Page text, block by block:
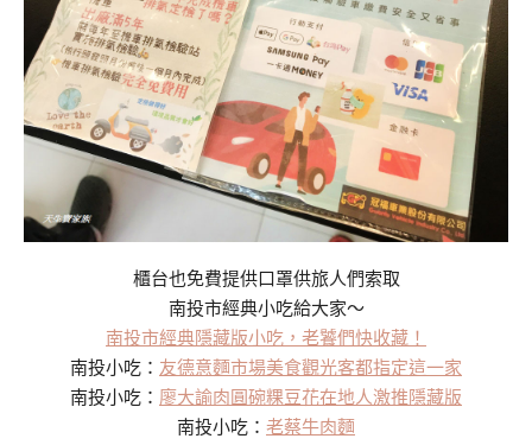
櫃台也免費提供口罩供旅人們索取
南投市經典小吃給大家～
南投市經典隱藏版小吃，老饕們快收藏！
南投小吃： 友德意麵市場美食觀光客都指定這一家
南投小吃： 廖大諭肉圓碗粿豆花在地人激推隱藏版
南投小吃： 老蔡牛肉麵